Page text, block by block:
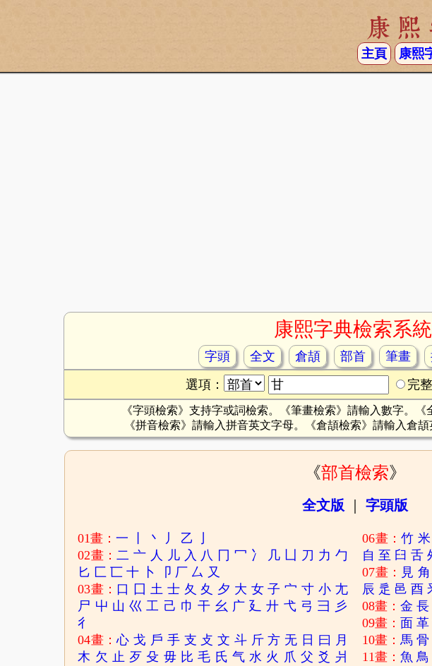
康
主頁 康熙
康熙字典檢索系統
字頭 全文 倉頡 部首 筆畫
選項：
完整
《字頭檢索》支持字或詞檢索。《筆畫檢索》請輸入數字。《
《拼音檢索》請輸入拼音英文字母。《倉頡檢索》請輸入倉
《部首檢索》
全文版 字頭版
01畫：一 丶 丿 乙
02畫：二 亠 人 儿 入 八 冂 冖 冫 几 凵 刀 力 勹
匕 匚 匸 十 卜 卩 厂 厶 又
03畫： 口 囗 土 士 夂 夊 夕 大 女 子 宀 寸 小 尢
尸 屮 山 巛 工 己 巾 干 幺 广 廴 廾 弋 弓 彐 彡
彳
04畫：心 戈 戶 手 支 攴 文 斗 斤 方 无 日 曰 月
木 欠 止 歹 殳 毋 比 毛 氏 气 水 火 爪 父 爻 爿
06畫：竹 米
自 至 臼 舌
07畫： 見 角
辰 辵 邑 酉
08畫：金 長
09畫： 面 革
10畫：馬 骨
11畫：魚 鳥